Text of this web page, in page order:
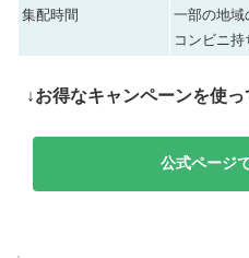
集配時間
一部の地域
コンビニ
↓お得なキャンペーンを使
公式ページ